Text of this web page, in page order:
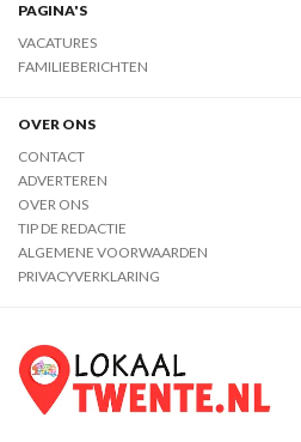
PAGINA'S
VACATURES
FAMILIEBERICHTEN
OVER ONS
CONTACT
ADVERTEREN
OVER ONS
TIP DE REDACTIE
ALGEMENE VOORWAARDEN
PRIVACYVERKLARING